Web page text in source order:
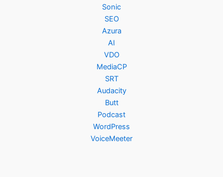
Sonic
SEO
Azura
AI
VDO
MediaCP
SRT
Audacity
Butt
Podcast
WordPress
VoiceMeeter